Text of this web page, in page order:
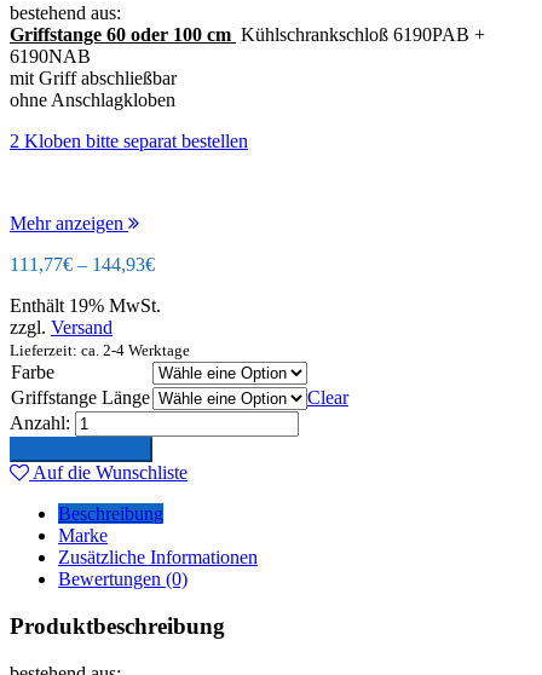
bestehend aus:
Griffstange 60 oder 100 cm Kühlschrankschloß 6190PAB +
6190NAB
mit Griff abschließbar
ohne Anschlagkloben
2 Kloben bitte separat bestellen
Mehr anzeigen
111,77€ – 144,93€
Enthält 19% MwSt.
zzgl. Versand
Lieferzeit: ca. 2-4 Werktage
Farbe
Griffstange Länge
Clear
Anzahl:
Auf die Wunschliste
Beschreibung
Marke
Zusätzliche Informationen
Bewertungen (0)
Produktbeschreibung